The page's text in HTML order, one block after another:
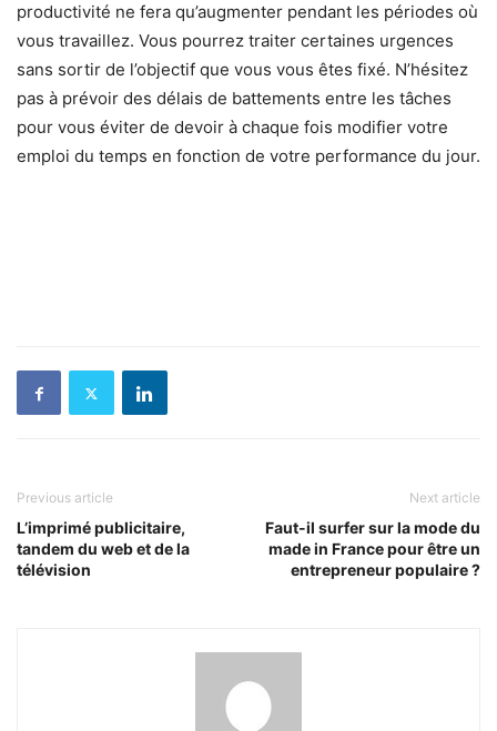
productivité ne fera qu’augmenter pendant les périodes où
vous travaillez. Vous pourrez traiter certaines urgences
sans sortir de l’objectif que vous vous êtes fixé. N’hésitez
pas à prévoir des délais de battements entre les tâches
pour vous éviter de devoir à chaque fois modifier votre
emploi du temps en fonction de votre performance du jour.
Previous article
L’imprimé publicitaire,
tandem du web et de la
télévision
Next article
Faut-il surfer sur la mode du
made in France pour être un
entrepreneur populaire ?